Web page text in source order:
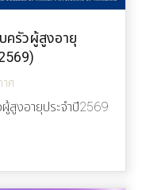
ครัวผู้สูงอายุ
าศ
สูงอายุประจำปี2569